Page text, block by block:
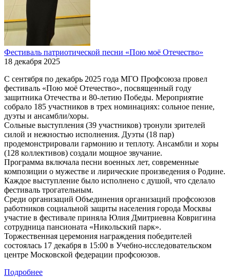
Фестиваль патриотической песни «Пою моё Отечество»
18 декабря 2025
С сентября по декабрь 2025 года МГО Профсоюза провел
фестиваль «Пою моё Отечество», посвященный году
защитника Отечества и 80-летию Победы. Мероприятие
собрало 185 участников в трех номинациях: сольное пение,
дуэты и ансамбли/хоры.
Сольные выступления (39 участников) тронули зрителей
силой и нежностью исполнения. Дуэты (18 пар)
продемонстрировали гармонию и теплоту. Ансамбли и хоры
(128 коллективов) создали мощное звучание.
Программа включала песни военных лет, современные
композиции о мужестве и лирические произведения о Родине.
Каждое выступление было исполнено с душой, что сделало
фестиваль трогательным.
Среди организаций Объединения организаций профсоюзов
работников социальной защиты населения города Москвы
участие в фестивале приняла Юлия Дмитриевна Ковригина
сотрудница пансионата «Никольский парк».
Торжественная церемония награждения победителей
состоялась 17 декабря в 15:00 в Учебно-исследовательском
центре Московской федерации профсоюзов.
Подробнее